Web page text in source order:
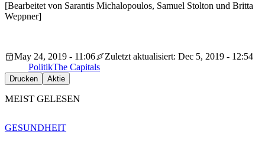
[Bearbeitet von Sarantis Michalopoulos, Samuel Stolton und Britta
Weppner]
May 24, 2019 - 11:06
Zuletzt aktualisiert: Dec 5, 2019 - 12:54
PolitikThe Capitals
Drucken Aktie
MEIST GELESEN
GESUNDHEIT